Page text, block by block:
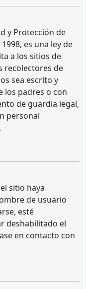
y Protección de
es una ley de
a los sitios de
recolectores de
sea escrito y
los padres o con
de guardia legal,
personal
sitio haya
de usuario
esté
deshabilitado el
en contacto con